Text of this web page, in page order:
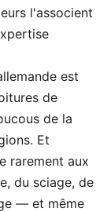
l'associent
est
de
de la
Et
rarement aux
du sciage, de
— et même